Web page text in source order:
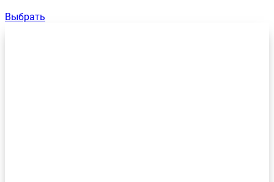
Выбрать